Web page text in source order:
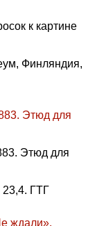
к картине
Финляндия,
Этюд для
ГТГ